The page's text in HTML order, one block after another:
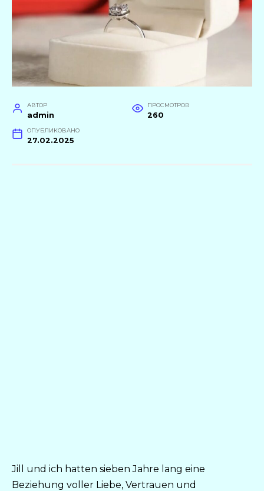
АВТОР
admin
ПРОСМОТРОВ
260
ОПУБЛИКОВАНО
27.02.2025
Jill und ich hatten sieben Jahre lang eine
Beziehung voller Liebe, Vertrauen und